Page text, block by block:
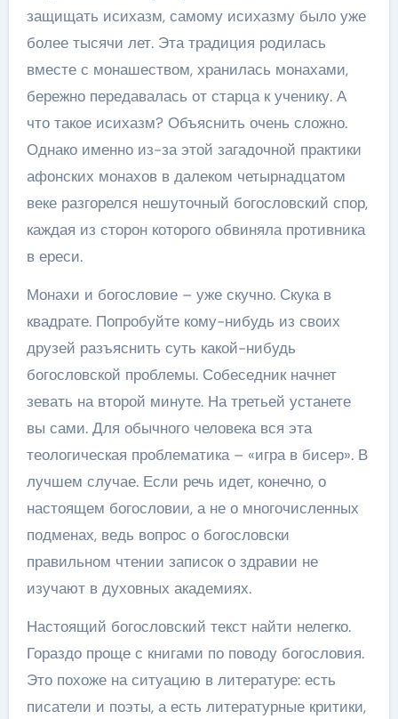
защищать исихазм, самому исихазму было уже
более тысячи лет. Эта традиция родилась
вместе с монашеством, хранилась монахами,
бережно передавалась от старца к ученику. А
что такое исихазм? Объяснить очень сложно.
Однако именно из-за этой загадочной практики
афонских монахов в далеком четырнадцатом
веке разгорелся нешуточный богословский спор,
каждая из сторон которого обвиняла противника
в ереси.
Монахи и богословие – уже скучно. Скука в
квадрате. Попробуйте кому-нибудь из своих
друзей разъяснить суть какой-нибудь
богословской проблемы. Собеседник начнет
зевать на второй минуте. На третьей устанете
вы сами. Для обычного человека вся эта
теологическая проблематика – «игра в бисер». В
лучшем случае. Если речь идет, конечно, о
настоящем богословии, а не о многочисленных
подменах, ведь вопрос о богословски
правильном чтении записок о здравии не
изучают в духовных академиях.
Настоящий богословский текст найти нелегко.
Гораздо проще с книгами по поводу богословия.
Это похоже на ситуацию в литературе: есть
писатели и поэты, а есть литературные критики,